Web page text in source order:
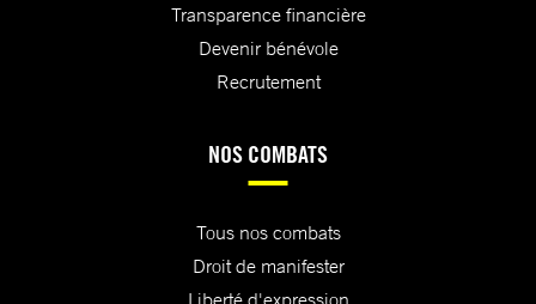
Transparence financière
Devenir bénévole
Recrutement
NOS COMBATS
Tous nos combats
Droit de manifester
Liberté d'expression